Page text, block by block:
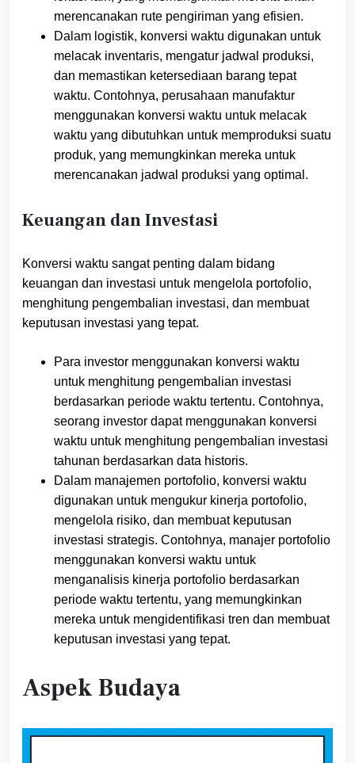
merencanakan rute pengiriman yang efisien.
Dalam logistik, konversi waktu digunakan untuk
melacak inventaris, mengatur jadwal produksi,
dan memastikan ketersediaan barang tepat
waktu. Contohnya, perusahaan manufaktur
menggunakan konversi waktu untuk melacak
waktu yang dibutuhkan untuk memproduksi suatu
produk, yang memungkinkan mereka untuk
merencanakan jadwal produksi yang optimal.
Keuangan dan Investasi
Konversi waktu sangat penting dalam bidang
keuangan dan investasi untuk mengelola portofolio,
menghitung pengembalian investasi, dan membuat
keputusan investasi yang tepat.
Para investor menggunakan konversi waktu
untuk menghitung pengembalian investasi
berdasarkan periode waktu tertentu. Contohnya,
seorang investor dapat menggunakan konversi
waktu untuk menghitung pengembalian investasi
tahunan berdasarkan data historis.
Dalam manajemen portofolio, konversi waktu
digunakan untuk mengukur kinerja portofolio,
mengelola risiko, dan membuat keputusan
investasi strategis. Contohnya, manajer portofolio
menggunakan konversi waktu untuk
menganalisis kinerja portofolio berdasarkan
periode waktu tertentu, yang memungkinkan
mereka untuk mengidentifikasi tren dan membuat
keputusan investasi yang tepat.
Aspek Budaya